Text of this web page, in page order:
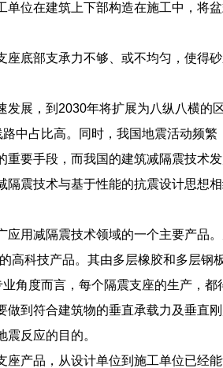
单位在建筑上下部构造在施工中，将
座底部支承力不够、或不均匀，使得
发展，到2030年将扩展为八纵八横
路中占比高。同时，我国地震活动频
重要手段，而我国的建筑减隔震技术
隔震技术与基于性能的抗震设计思想
应用减隔震技术领域的一个主要产品
高科技产品。其由多层橡胶和多层
业角度而言，每个隔震支座的生产，
做到符合建筑物的垂直承载力及垂直
反应的目的。
座产品，从设计单位到施工单位已经